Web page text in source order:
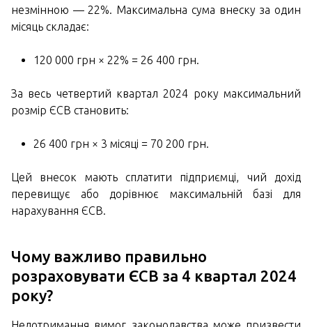
незмінною — 22%. Максимальна сума внеску за один
місяць складає:
120 000 грн × 22% = 26 400 грн.
За весь четвертий квартал 2024 року максимальний
розмір ЄСВ становить:
26 400 грн × 3 місяці = 70 200 грн.
Цей внесок мають сплатити підприємці, чий дохід
перевищує або дорівнює максимальній базі для
нарахування ЄСВ.
Чому важливо правильно
розраховувати ЄСВ за 4 квартал 2024
року?